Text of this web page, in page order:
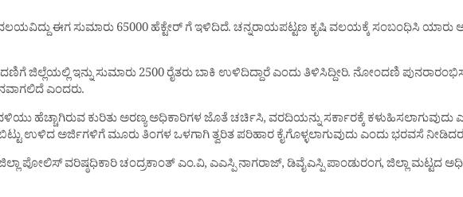
ಈಗ ಸುಮಾರು 65000 ಹೆಕ್ಟೇರ್ ಗೆ ಇಳಿದಿದೆ. ಚನ್ನರಾಯಪಟ್ಟಣ ಕೃಷಿ ವಲಯಕ್ಕೆ ಸಂಬಂಧಿಸಿ ಯಾರು
ಇನ್ನು ಸುಮಾರು 2500 ರೈತರು ಬಾಕಿ ಉಳಿದಿದ್ದಾರೆ ಎಂದು ತಿಳಿಸಿದ್ದೀರಿ. ನೋಂದಣಿ
ಎಂದರು.
ಹೆಚ್ಚಾಗಿರುವ ಕುರಿತು ಅರಣ್ಯ ಅಧಿಕಾರಿಗಳ ಜೊತೆ ಚರ್ಚಿಸಿ, ವರದಿಯನ್ನು ಸರ್ಕಾರಕ್ಕೆ
ಉಳಿದ ಅರ್ಜಿಗಳಿಗೆ ಮೂರು ತಿಂಗಳ ಒಳಗಾಗಿ ತ್ವರಿತ ಪರಿಹಾರ ಕೈಗೊಳ್ಳಲಾಗುವುದು ಎಂದು ಭರವಸೆ
ಪೋಲಿಸ್ ವರಿಷ್ಠಧಿಕಾರಿ ಚಂದ್ರಕಾಂತ್ ಎಂ.ವಿ, ಎಎಸ್ಪಿ ನಾಗರಾಜ್, ಡಿವೈಎಸ್ಪಿ ಪಾಂಡುರಂಗ, ಜಿಲ್ಲಾ ಮಟ್ಟದ